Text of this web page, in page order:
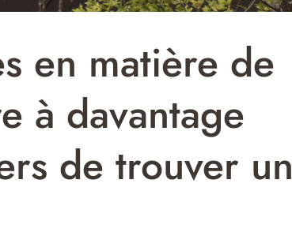
en matière de
à davantage
de trouver un